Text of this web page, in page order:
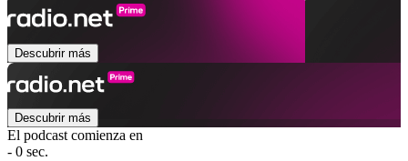
Descubrir más
Descubrir más
El podcast comienza en
- 0 sec.